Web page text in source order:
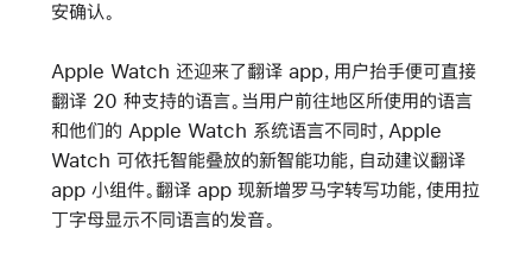
安确认。
Apple Watch 还迎来了翻译 app，用户抬手便可直接
翻译 20 种支持的语言。当用户前往地区所使用的语言
和他们的 Apple Watch 系统语言不同时，Apple
Watch 可依托智能叠放的新智能功能，自动建议翻译
app 小组件。翻译 app 现新增罗马字转写功能，使用拉
丁字母显示不同语言的发音。